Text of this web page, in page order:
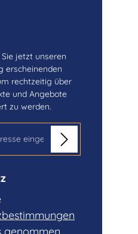
jetzt unseren
erscheinenden
rechtzeitig über
und Angebote
zu werden.
E-Mail-Adresse*